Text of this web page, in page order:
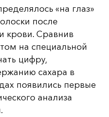
«на глаз»
после
крови. Сравнив
на специальной
цифру,
сахара в
появились первые
анализа